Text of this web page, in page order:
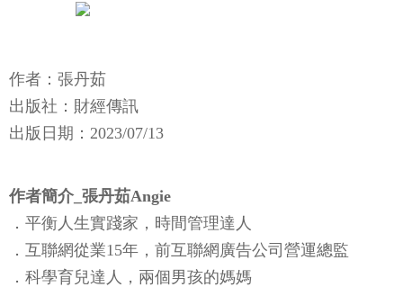
作者：張丹茹
出版社：財經傳訊
出版日期：2023/07/13
作者簡介_張丹茹Angie
．平衡人生實踐家，時間管理達人
．互聯網從業15年，前互聯網廣告公司營運總監
．科學育兒達人，兩個男孩的媽媽